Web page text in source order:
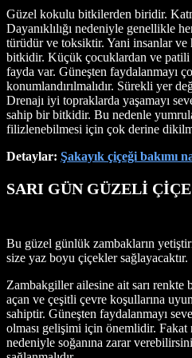
Güzel kokulu bitkilerden biridir.
Dayanıklılığı nedeniyle genellikle
türüdür ve toksiktir. Yani insanlar
bitkidir. Küçük çocuklardan ve patili
fayda var. Güneşten faydalanmayı
konumlandırılmalıdır. Sürekli yer
Drenajı iyi topraklarda yaşamayı
sahip bir bitkidir. Bu nedenle
filizlenebilmesi için çok derine
Detaylar: Şakayık çiçeği bakımı
SARI GÜN GÜZELİ
Bu güzel günlük zambakların
size yaz boyu çiçekler sağlayacaktır.
Zambakgiller ailesine ait sarı
açan ve çeşitli çevre koşullarına
sahiptir. Güneşten faydalanmayı
olması gelişimi için önemlidir. Fakat
nedeniyle soğanına zarar